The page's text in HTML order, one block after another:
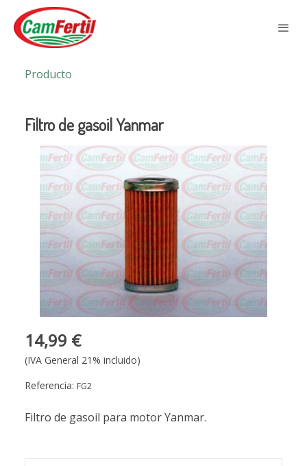
Producto
Filtro de gasoil Yanmar
14,99 €
(IVA General 21% incluido)
Referencia: FG2
Filtro de gasoil para motor Yanmar.